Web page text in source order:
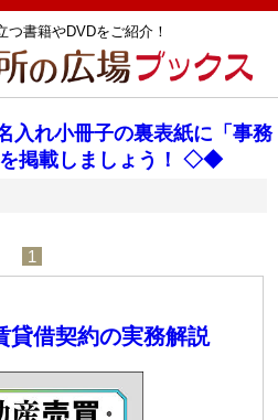
つ書籍やDVDをご紹介！
れ小冊子の裏表紙に「事務
を掲載しましょう！ ◇◆
1
貸借契約の実務解説